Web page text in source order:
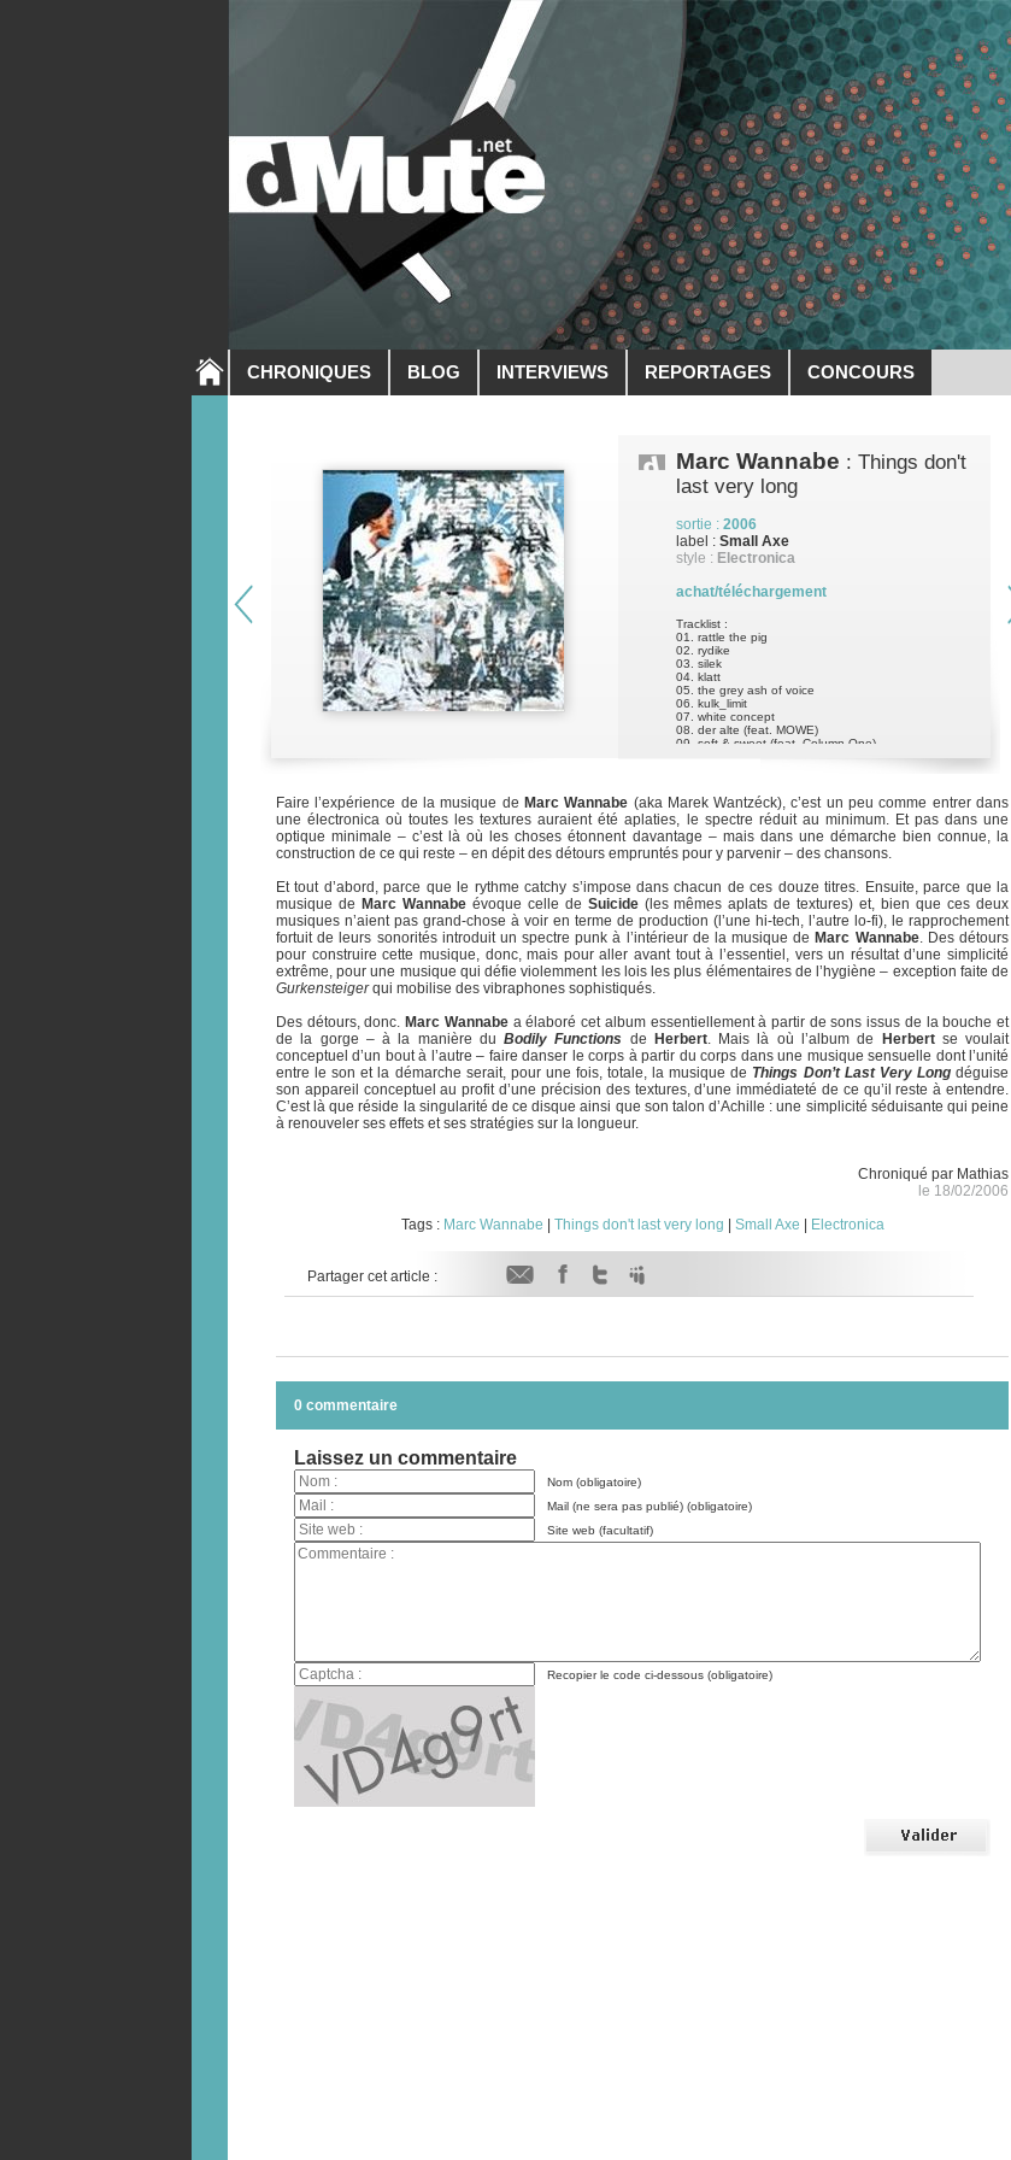
CHRONIQUES BLOG INTERVIEWS REPORTAGES CONCOURS
Marc Wannabe : Things don't
last very long
sortie : 2006
label : Small Axe
style : Electronica
achat/téléchargement
Tracklist :
01. rattle the pig
02. rydike
03. silek
04. klatt
05. the grey ash of voice
06. kulk_limit
07. white concept
08. der alte (feat. MOWE)
09. soft & sweet (feat. Column One)
Faire l’expérience de la musique de Marc Wannabe (aka Marek Wantzéck), c’est un peu comme entrer dans
une électronica où toutes les textures auraient été aplaties, le spectre réduit au minimum. Et pas dans une
optique minimale – c’est là où les choses étonnent davantage – mais dans une démarche bien connue, la
construction de ce qui reste – en dépit des détours empruntés pour y parvenir – des chansons.
Et tout d’abord, parce que le rythme catchy s’impose dans chacun de ces douze titres. Ensuite, parce que la
musique de Marc Wannabeévoque celle de Suicide(les mêmes aplats de textures) et, bien que ces deux
musiques n’aient pas grand-chose à voir en terme de production (l’une hi-tech, l’autre lo-fi), le rapprochement
fortuit de leurs sonorités introduit un spectre punk à l’intérieur de la musique de Marc Wannabe. Des détours
pour construire cette musique, donc, mais pour aller avant tout à l’essentiel, vers un résultat d’une simplicité
extrême, pour une musique qui défie violemment les lois les plus élémentaires de l’hygiène – exception faite de
Gurkensteigerqui mobilise des vibraphones sophistiqués.
Des détours, donc. Marc Wannabea élaboré cet album essentiellement à partir de sons issus de la bouche et
de la gorge – à la manière duBodily Functions de Herbert. Mais là où l’album de Herbertse voulait
conceptuel d’un bout à l’autre – faire danser le corps à partir du corps dans une musique sensuelle dont l’unité
entre le son et la démarche serait, pour une fois, totale, la musique de Things Don’t Last Very Longdéguise
son appareil conceptuel au profit d’une précision des textures, d’une immédiateté de ce qu’il reste à entendre.
C’est là que réside la singularité de ce disque ainsi que son talon d’Achille : une simplicité séduisante qui peine
à renouveler ses effets et ses stratégies sur la longueur.
Chroniqué par Mathias
le 18/02/2006
Tags : Marc Wannabe Things don't last very long Small Axe Electronica
Partager cet article :
0 commentaire
Laissez un commentaire
Nom (obligatoire)
Mail (ne sera pas publié) (obligatoire)
Site web (facultatif)
Recopier le code ci-dessous (obligatoire)